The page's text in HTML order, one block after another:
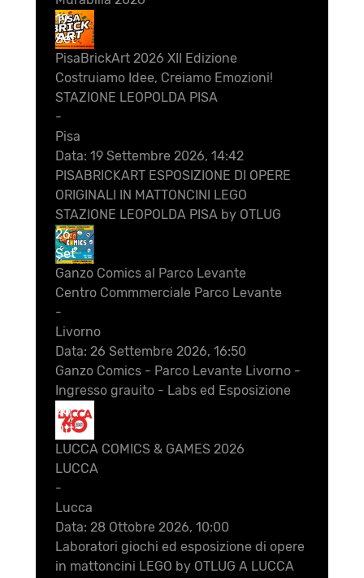
19
Set
PisaBrickArt 2026 XII Edizione
Costruiamo Idee, Creiamo Emozioni!
STAZIONE LEOPOLDA PISA
-
Pisa
Data: 19 Settembre 2026, 14:42
PISABRICKART ESPOSIZIONE DI OPERE
ORIGINALI IN MATTONCINI LEGO
STAZIONE LEOPOLDA PISA by OTLUG
26
Set
Ganzo Comics al Parco Levante
Centro Commmerciale Parco Levante
-
Livorno
Data: 26 Settembre 2026, 16:50
Ganzo Comics - Parco Levante Livorno -
Ingresso grauito - Labs ed Esposizione
28
Ott
LUCCA COMICS & GAMES 2026
LUCCA
-
Lucca
Data: 28 Ottobre 2026, 10:00
Laboratori giochi ed esposizione di opere
in mattoncini LEGO by OTLUG A LUCCA